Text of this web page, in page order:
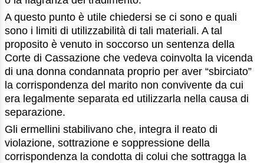
A questo punto è utile chiedersi se ci sono e quali
sono i limiti di utilizzabilità di tali materiali. A tal
proposito è venuto in soccorso un sentenza della
Corte di Cassazione che vedeva coinvolta la vicenda
di una donna condannata proprio per aver “sbirciato”
la corrispondenza del marito non convivente da cui
era legalmente separata ed utilizzarla nella causa di
separazione.
Gli ermellini stabilivano che, integra il reato di
violazione, sottrazione e soppressione della
corrispondenza la condotta di colui che sottragga la